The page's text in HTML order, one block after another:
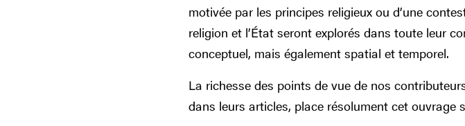
motivée par les principes religieux ou d’une
religion et l’État seront explorés dans toute leur
conceptuel, mais également spatial et temporel.
La richesse des points de vue de nos
dans leurs articles, place résolument cet ouvrage